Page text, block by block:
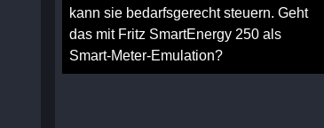
kann sie bedarfsgerecht steuern. Geht
das mit Fritz SmartEnergy 250 als
Smart-Meter-Emulation?